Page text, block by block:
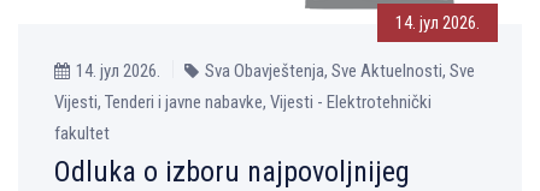
14. јул 2026.
14. јул 2026.
Sva Obavještenja, Sve Aktuelnosti, Sve
Vijesti, Tenderi i javne nabavke, Vijesti - Elektrotehnički
fakultet
Odluka o izboru najpovoljnijeg